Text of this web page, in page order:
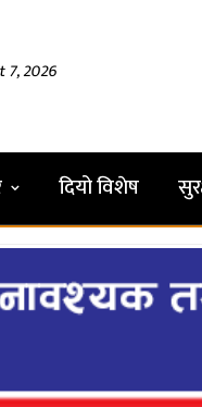
2026
दियो विशेष